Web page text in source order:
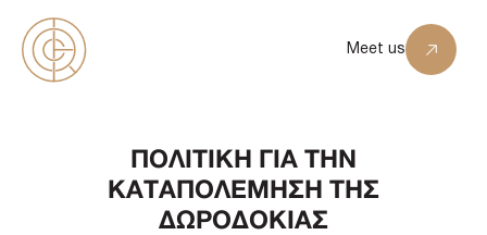
content
Meet us
ΠΟΛΙΤΙΚΗ ΓΙΑ ΤΗΝ
ΚΑΤΑΠΟΛΕΜΗΣΗ ΤΗΣ
ΔΩΡΟΔΟΚΙΑΣ